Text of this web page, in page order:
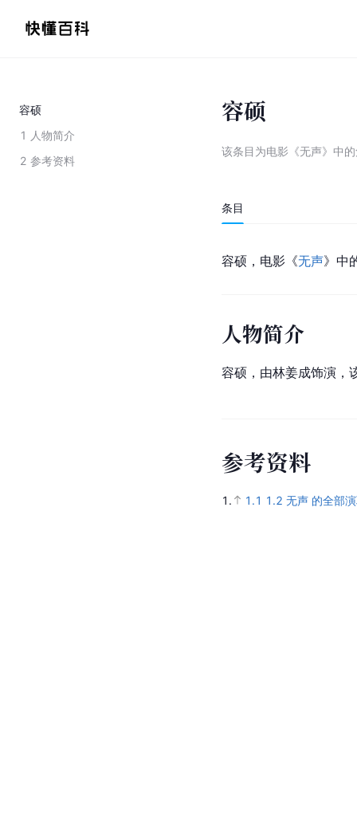
容硕
1 人物简介
2 参考资料
容硕
该条目为电影《无声》中
条目
容硕，电影《无声》中
人物简介
容硕，由林姜成饰演，
参考资料
1. 1.1 1.2 无声 的全部